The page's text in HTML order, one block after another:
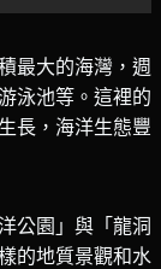
最大的海灣，週
泳池等。這裡的
長，海洋生態豐
公園」與「龍洞
的地質景觀和水